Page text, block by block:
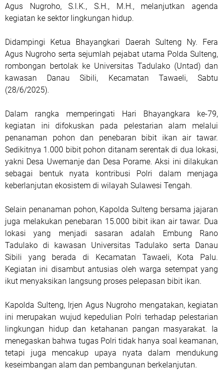
Agus Nugroho, S.I.K., S.H., M.H., melanjutkan agenda
kegiatan ke sektor lingkungan hidup.
Didampingi Ketua Bhayangkari Daerah Sulteng Ny. Fera
Agus Nugroho serta sejumlah pejabat utama Polda Sulteng,
rombongan bertolak ke Universitas Tadulako (Untad) dan
kawasan Danau Sibili, Kecamatan Tawaeli, Sabtu
(28/6/2025).
Dalam rangka memperingati Hari Bhayangkara ke-79,
kegiatan ini difokuskan pada pelestarian alam melalui
penanaman pohon dan penebaran bibit ikan air tawar.
Sedikitnya 1.000 bibit pohon ditanam serentak di dua lokasi,
yakni Desa Uwemanje dan Desa Porame. Aksi ini dilakukan
sebagai bentuk nyata kontribusi Polri dalam menjaga
keberlanjutan ekosistem di wilayah Sulawesi Tengah.
Selain penanaman pohon, Kapolda Sulteng bersama jajaran
juga melakukan penebaran 15.000 bibit ikan air tawar. Dua
lokasi yang menjadi sasaran adalah Embung Rano
Tadulako di kawasan Universitas Tadulako serta Danau
Sibili yang berada di Kecamatan Tawaeli, Kota Palu.
Kegiatan ini disambut antusias oleh warga setempat yang
ikut menyaksikan langsung proses pelepasan bibit ikan.
Kapolda Sulteng, Irjen Agus Nugroho mengatakan, kegiatan
ini merupakan wujud kepedulian Polri terhadap pelestarian
lingkungan hidup dan ketahanan pangan masyarakat. Ia
menegaskan bahwa tugas Polri tidak hanya soal keamanan,
tetapi juga mencakup upaya nyata dalam mendukung
keseimbangan alam dan pembangunan berkelanjutan.